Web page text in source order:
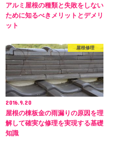
アルミ屋根の種類と失敗をしない
ために知るべきメリットとデメリ
ット
屋根修理
2016.9.20
屋根の棟板金の雨漏りの原因を理
解して確実な修理を実現する基礎
知識